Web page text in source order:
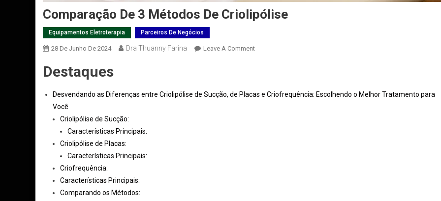
Comparação De 3 Métodos De Criolipólise
Equipamentos Eletroterapia Parceiros De Negócios
28 De Junho De 2024 Dra Thuanny Farina Leave A Comment
Destaques
Desvendando as Diferenças entre Criolipólise de Sucção, de Placas e Criofrequência: Escolhendo o Melhor Tratamento para
Você
Criolipólise de Sucção:
Características Principais:
Criolipólise de Placas:
Características Principais:
Criofrequência:
Características Principais:
Comparando os Métodos: